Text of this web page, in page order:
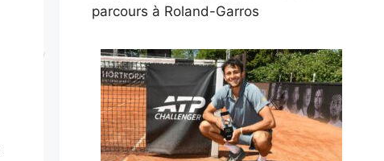
parcours à Roland-Garros